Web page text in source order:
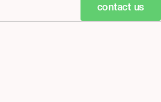
contact us